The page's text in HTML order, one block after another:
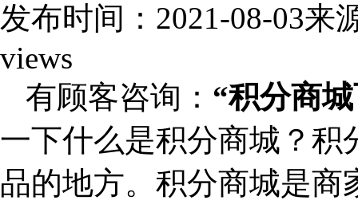
发布时间：2021-08-03来
views
有顾客咨询： “积分商
一下什么是积分商城？积
品的地方。积分商城是